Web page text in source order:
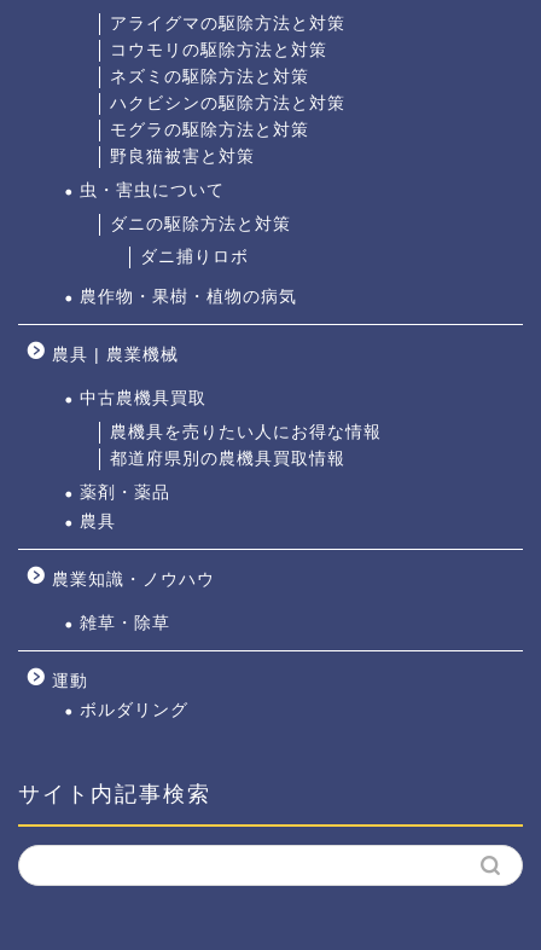
アライグマの駆除方法と対策
コウモリの駆除方法と対策
ネズミの駆除方法と対策
ハクビシンの駆除方法と対策
モグラの駆除方法と対策
野良猫被害と対策
虫・害虫について
ダニの駆除方法と対策
ダニ捕りロボ
農作物・果樹・植物の病気
農具 | 農業機械
中古農機具買取
農機具を売りたい人にお得な情報
都道府県別の農機具買取情報
薬剤・薬品
農具
農業知識・ノウハウ
雑草・除草
運動
ボルダリング
サイト内記事検索